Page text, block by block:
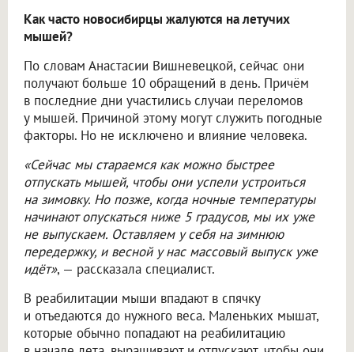
Как часто новосибирцы жалуются на летучих
мышей?
По словам Анастасии Вишневецкой, сейчас они
получают больше 10 обращений в день. Причём
в последние дни участились случаи переломов
у мышей. Причиной этому могут служить погодные
факторы. Но не исключено и влияние человека.
«Сейчас мы стараемся как можно быстрее
отпускать мышей, чтобы они успели устроиться
на зимовку. Но позже, когда ночные температуры
начинают опускаться ниже 5 градусов, мы их уже
не выпускаем. Оставляем у себя на зимнюю
передержку, и весной у нас массовый выпуск уже
идёт», — рассказала специалист.
В реабилитации мыши впадают в спячку
и отъедаются до нужного веса. Маленьких мышат,
которые обычно попадают на реабилитацию